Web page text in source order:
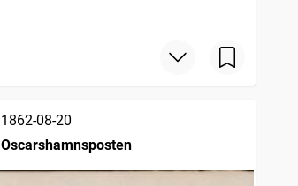
1862-08-20
Oscarshamnsposten